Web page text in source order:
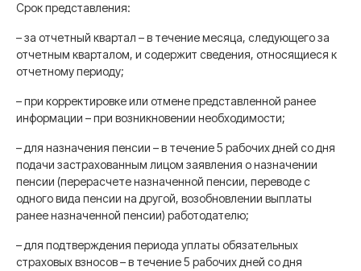
Срок представления:
– за отчетный квартал – в течение месяца, следующего за
отчетным кварталом, и содержит сведения, относящиеся к
отчетному периоду;
– при корректировке или отмене представленной ранее
информации – при возникновении необходимости;
– для назначения пенсии – в течение 5 рабочих дней со дня
подачи застрахованным лицом заявления о назначении
пенсии (перерасчете назначенной пенсии, переводе с
одного вида пенсии на другой, возобновлении выплаты
ранее назначенной пенсии) работодателю;
– для подтверждения периода уплаты обязательных
страховых взносов – в течение 5 рабочих дней со дня